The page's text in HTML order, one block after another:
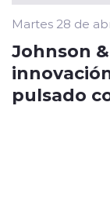
Martes 28 de
Johnson
pulsado